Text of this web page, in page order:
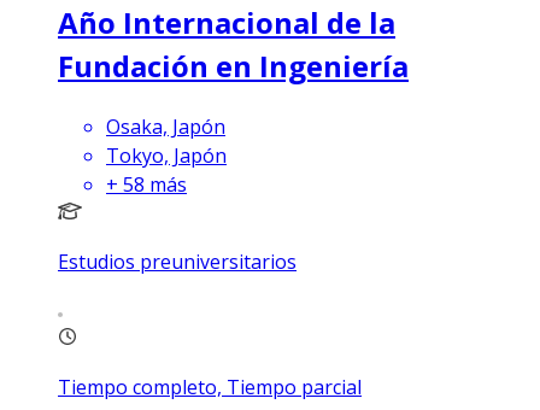
Año Internacional de la
Fundación en Ingeniería
Osaka, Japón
Tokyo, Japón
+ 58 más
Estudios preuniversitarios
Tiempo completo, Tiempo parcial